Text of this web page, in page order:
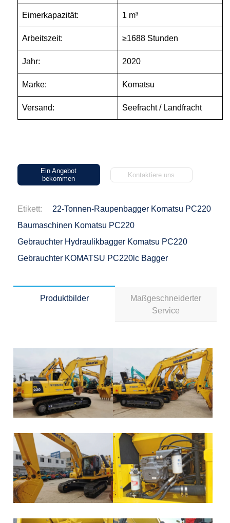
Eimerkapazität: 1 m³
Arbeitszeit: ≥1688 Stunden
Jahr: 2020
Marke: Komatsu
Versand: Seefracht / Landfracht
Ein Angebot
bekommen
Kontaktiere uns
Etikett:
22-Tonnen-Raupenbagger Komatsu PC220
Baumaschinen Komatsu PC220
Gebrauchter Hydraulikbagger Komatsu PC220
Gebrauchter KOMATSU PC220lc Bagger
Produktbilder
Maßgeschneiderter
Service